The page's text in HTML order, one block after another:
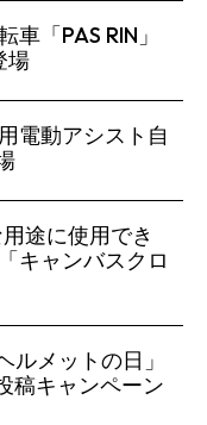
「PAS RIN」
場
電動アシスト自
途に使用でき
キャンバスクロ
メットの日」
稿キャンペーン